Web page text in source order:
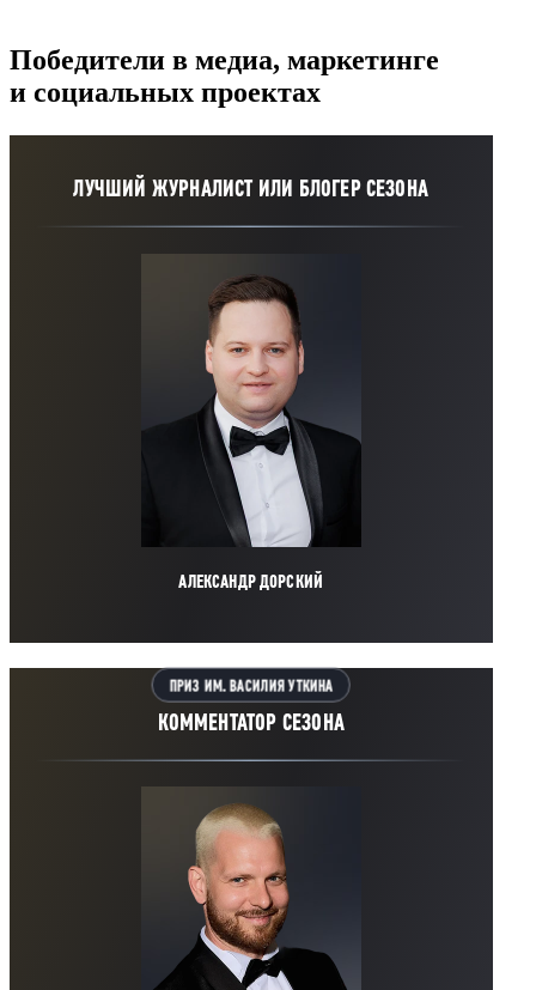
Победители в медиа, маркетинге
и социальных проектах
ЛУЧШИЙ ЖУРНАЛИСТ ИЛИ БЛОГЕР СЕЗОНА
АЛЕКСАНДР ДОРСКИЙ
ПРИЗ ИМ. ВАСИЛИЯ УТКИНА
КОММЕНТАТОР СЕЗОНА